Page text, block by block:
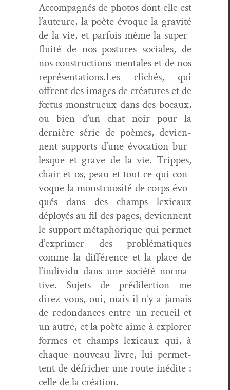
Accom­pa­g­nés de pho­tos dont elle est
l’auteure, la poète évoque la grav­ité
de la vie, et par­fois même la super­
fluité de nos pos­tures sociales, de
nos con­struc­tions men­tales et de nos
représentations.Les clichés, qui
offrent des images de créa­tures et de
fœtus mon­strueux dans des bocaux,
ou bien d’un chat noir pour la
dernière série de poèmes, devi­en­
nent sup­ports d’une évo­ca­tion bur­
lesque et grave de la vie. Trippes,
chair et os, peau et tout ce qui con­
voque la mon­stru­osité de corps évo­
qués dans des champs lex­i­caux
déployés au fil des pages, devi­en­nent
le sup­port métaphorique qui per­met
d’ex­primer des prob­lé­ma­tiques
comme la dif­férence et la place de
l’individu dans une société nor­ma­
tive. Sujets de prédilec­tion me
direz-vous, oui, mais il n’y a jamais
de redon­dances entre un recueil et
un autre, et la poète aime à explor­er
formes et champs lex­i­caux qui, à
chaque nou­veau livre, lui per­me­t­
tent de défrich­er une route inédite :
celle de la création.